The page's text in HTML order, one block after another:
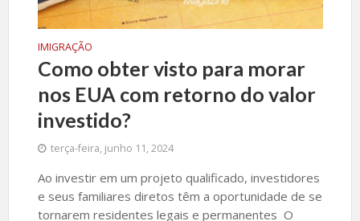
IMIGRAÇÃO
Como obter visto para morar
nos EUA com retorno do valor
investido?
terça-feira, junho 11, 2024
Ao investir em um projeto qualificado, investidores
e seus familiares diretos têm a oportunidade de se
tornarem residentes legais e permanentes O